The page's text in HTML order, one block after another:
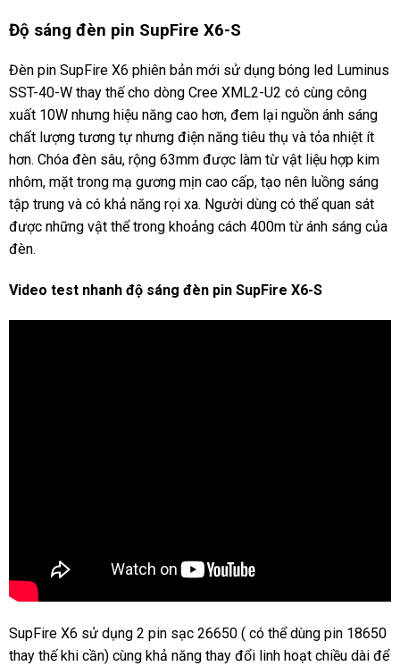
Độ sáng đèn pin SupFire X6-S
Đèn pin SupFire X6 phiên bản mới sử dụng bóng led Luminus
SST-40-W thay thế cho dòng Cree XML2-U2 có cùng công
xuất 10W nhưng hiệu năng cao hơn, đem lại nguồn ánh sáng
chất lượng tương tự nhưng điện năng tiêu thụ và tỏa nhiệt ít
hơn. Chóa đèn sâu, rộng 63mm được làm từ vật liệu hợp kim
nhôm, mặt trong mạ gương mịn cao cấp, tạo nên luồng sáng
tập trung và có khả năng rọi xa. Người dùng có thể quan sát
được những vật thể trong khoảng cách 400m từ ánh sáng của
đèn.
Video test nhanh độ sáng đèn pin SupFire X6-S
SupFire X6 sử dụng 2 pin sạc 26650 ( có thể dùng pin 18650
thay thế khi cần) cùng khả năng thay đổi linh hoạt chiều dài để